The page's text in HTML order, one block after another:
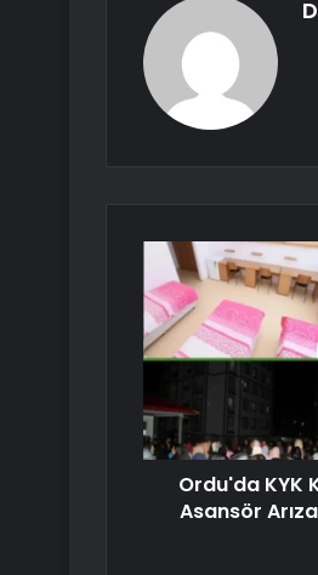
Ordu'da KYK
Asansör